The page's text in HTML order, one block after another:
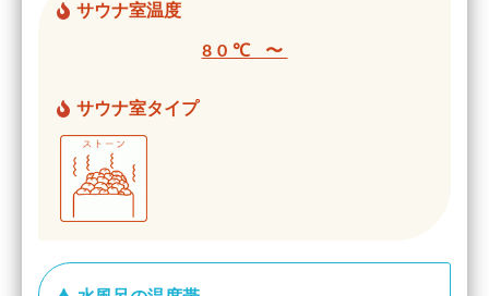
サウナ室温度
80℃ 〜
サウナ室タイプ